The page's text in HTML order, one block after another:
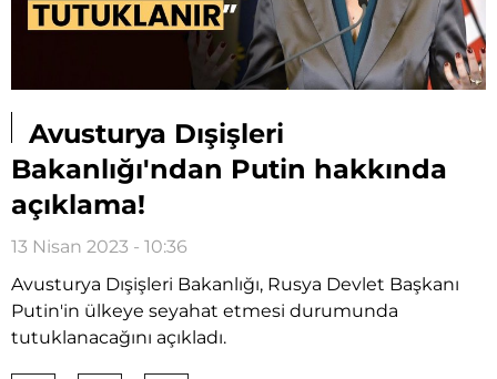
Oynat
Avusturya Dışişleri
Bakanlığı'ndan Putin hakkında
açıklama!
13 Nisan 2023 - 10:36
Avusturya Dışişleri Bakanlığı, Rusya Devlet Başkanı
Putin'in ülkeye seyahat etmesi durumunda
tutuklanacağını açıkladı.